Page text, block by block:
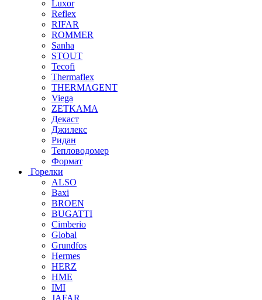
Luxor
Reflex
RIFAR
ROMMER
Sanha
STOUT
Tecofi
Thermaflex
THERMAGENT
Viega
ZETKAMA
Декаст
Джилекс
Ридан
Тепловодомер
Формат
Горелки
ALSO
Baxi
BROEN
BUGATTI
Cimberio
Global
Grundfos
Hermes
HERZ
HME
IMI
JAFAR